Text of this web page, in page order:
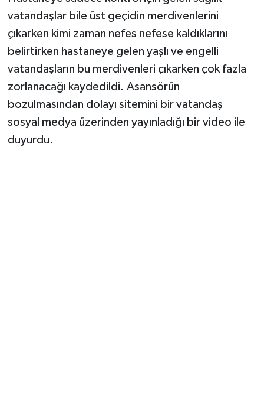
vatandaşlar bile üst geçidin merdivenlerini
çıkarken kimi zaman nefes nefese kaldıklarını
belirtirken hastaneye gelen yaşlı ve engelli
vatandaşların bu merdivenleri çıkarken çok fazla
zorlanacağı kaydedildi. Asansörün
bozulmasından dolayı sitemini bir vatandaş
sosyal medya üzerinden yayınladığı bir video ile
duyurdu.